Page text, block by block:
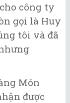
công ty
gọi là Huy
tôi và đã
Món
được